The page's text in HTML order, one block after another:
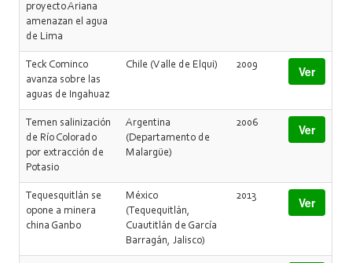
proyecto Ariana
amenazan el agua
de Lima
Teck Cominco
avanza sobre las
aguas de Ingahuaz
Chile (Valle de Elqui) 2009 Ver
Temen salinización
de Río Colorado
por extracción de
Potasio
Argentina
(Departamento de
Malargüe)
2006 Ver
Tequesquitlán se
opone a minera
china Ganbo
México
(Tequequitlán,
Cuautitlán de García
Barragán, Jalisco)
2013 Ver